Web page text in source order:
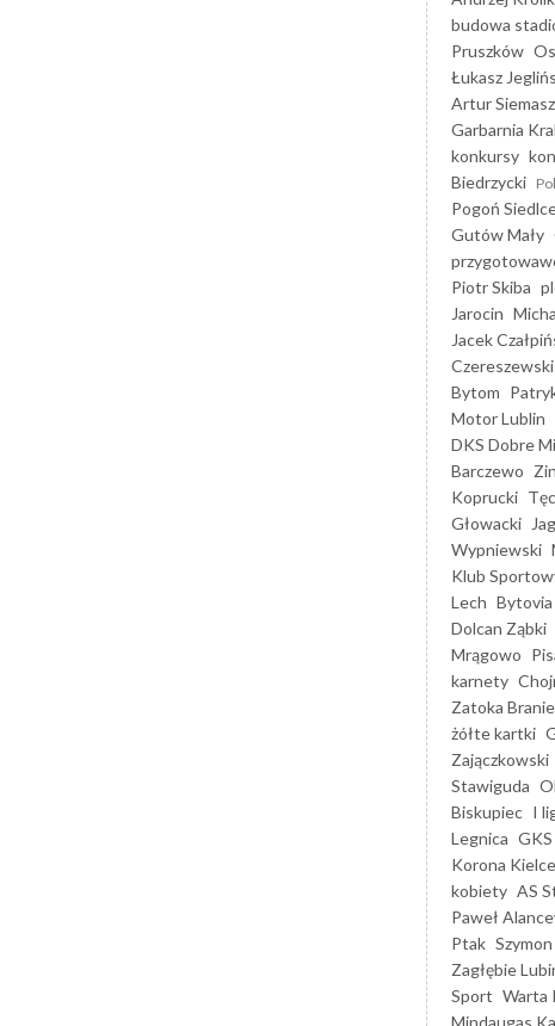
budowa
Pruszków
Łukasz
Artur
Garbarnia
konkursy
Biedrzycki
Pogoń
Gutów Mały
Piotr Skiba
Jarocin
Jacek
Czereszewski
Bytom
Motor Lublin
DKS Dobre
Barczewo
Koprucki
Głowacki
Wypniewski
Klub
Lech
Dolcan Ząbki
Mrągowo
karnety
Zatoka
żółte kartki
Zajączkowski
Stawiguda
Biskupiec I
Legnica
Korona Kielce
kobiety AS
Paweł
Ptak
Zagłębie
Sport Warta
Mindaugas